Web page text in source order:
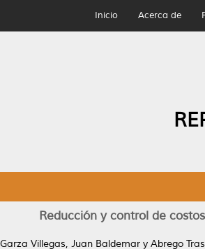
Inicio Acerca de
Reducción y control de
Garza Villegas, Juan Baldemar y Abrego